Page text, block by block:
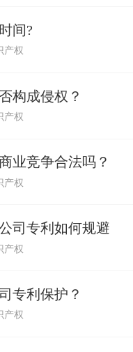
间?
产权
构成侵权？
产权
业竞争合法吗？
产权
司专利如何规避
产权
专利保护？
产权